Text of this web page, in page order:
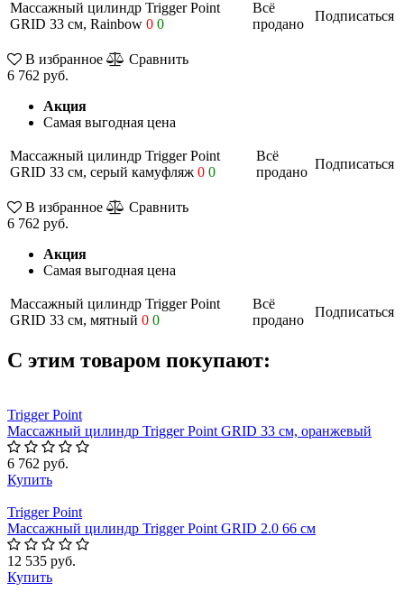
Массажный цилиндр Trigger Point
GRID 33 см, Rainbow 0 0
Всё
продано
Подписаться
В избранное
Сравнить
6 762 руб.
Акция
Самая выгодная цена
Массажный цилиндр Trigger Point
GRID 33 см, серый камуфляж 0 0
Всё
продано
Подписаться
В избранное
Сравнить
6 762 руб.
Акция
Самая выгодная цена
Массажный цилиндр Trigger Point
GRID 33 см, мятный 0 0
Всё
продано
Подписаться
С этим товаром покупают:
Trigger Point
Массажный цилиндр Trigger Point GRID 33 см, оранжевый
6 762 руб.
Купить
Trigger Point
Массажный цилиндр Trigger Point GRID 2.0 66 см
12 535 руб.
Купить